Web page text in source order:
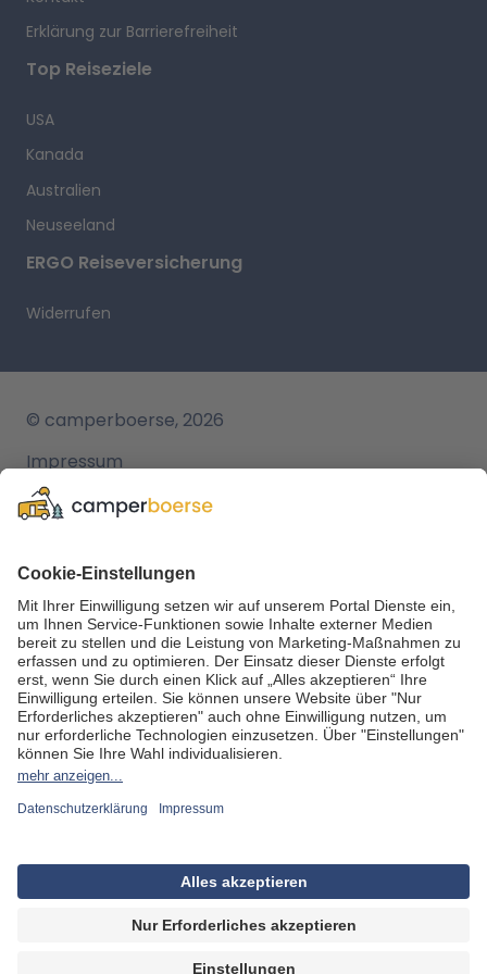
möchten ein Wohnmobil mieten in Adelaide? Dann sehen
Sie sich das Angebot an Fahrzeugen auf
direkt online.
Erklärung zur Barrierefreiheit
Top Reiseziele
USA
Kanada
Australien
Neuseeland
ERGO Reiseversicherung
Widerrufen
© camperboerse, 2026
Impressum
AGB
Cookie Einstellungen
DERTOUR Group . Damit gehören wir zu einer der größten